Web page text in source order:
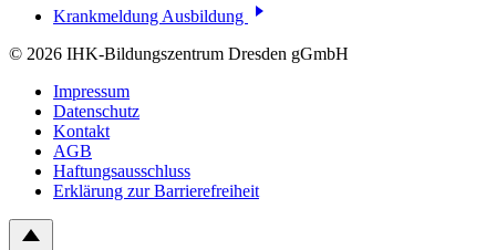
Krankmeldung Ausbildung
© 2026 IHK-Bildungszentrum Dresden gGmbH
Impressum
Datenschutz
Kontakt
AGB
Haftungsausschluss
Erklärung zur Barrierefreiheit